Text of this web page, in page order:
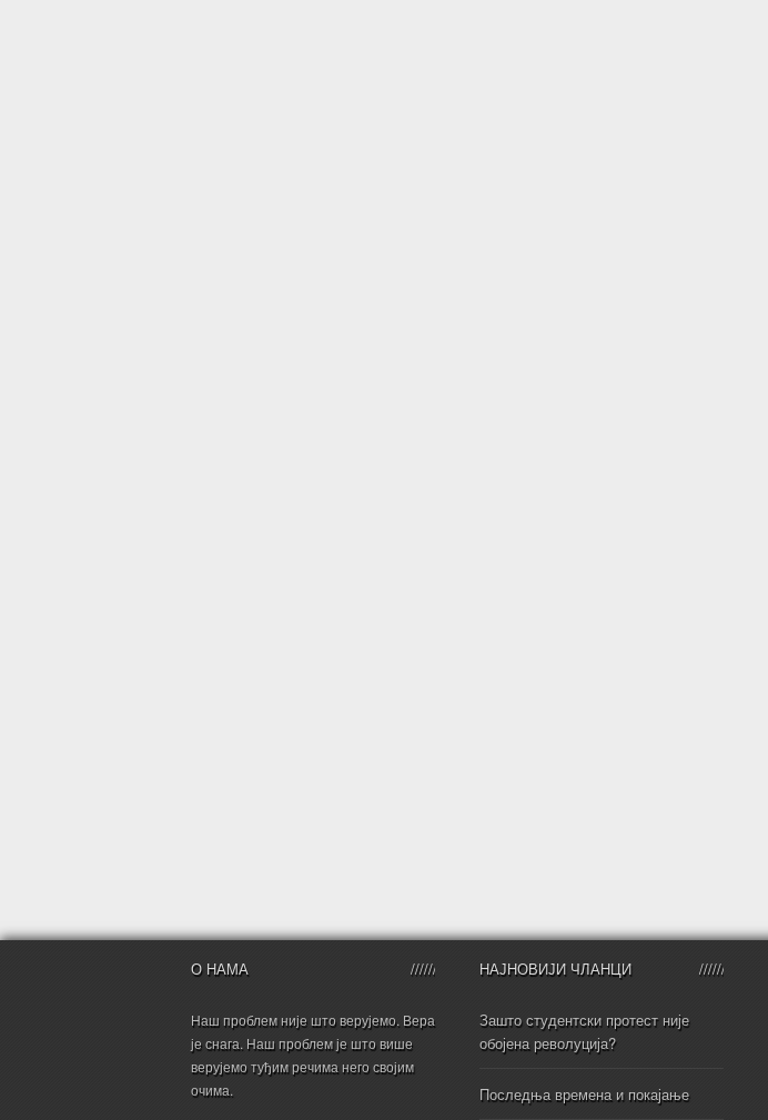
О НАМА
Наш проблем није што верујемо. Вера
је снага. Наш проблем је што више
верујемо туђим речима него својим
очима.
НАЈНОВИЈИ ЧЛАНЦИ
Зашто студентски протест није
обојена револуција?
Последња времена и покајање